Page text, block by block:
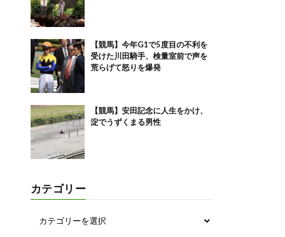
【競馬】今年G1で5度目の不利を
受けた川田騎手、検量室前で声を
荒らげて怒りを爆発
【競馬】安田記念に人生をかけ、
淀でうずくまる男性
カテゴリー